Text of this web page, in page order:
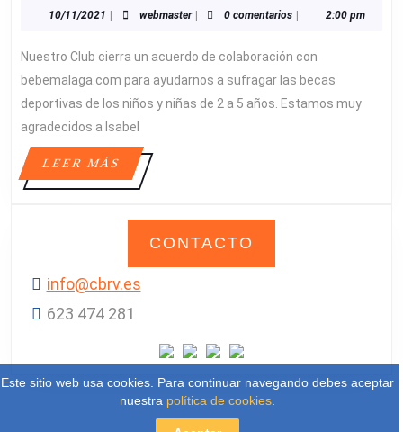
CIERRA
ACUERDO
DE
COLABORACIÓN
10/11/2021 10/11/2021
| webmasterwebmaster
| 0 comentarios | 2:00 pm
Nuestro Club cierra un acuerdo de colaboración con
bebemalaga.com para ayudarnos a sufragar las becas
deportivas de los niños y niñas de 2 a 5 años. Estamos muy
agradecidos a Isabel
LEER MÁSLEER
MÁS
CONTACTO
info@cbrv.es
623 474 281‬
Este sitio web usa cookies. Para continuar navegando debes aceptar
nuestra política de cookies.